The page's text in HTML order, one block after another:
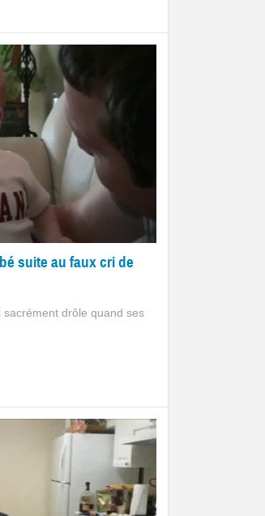
suite au faux cri de
drôle quand ses